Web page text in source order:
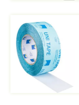
Afbeelding